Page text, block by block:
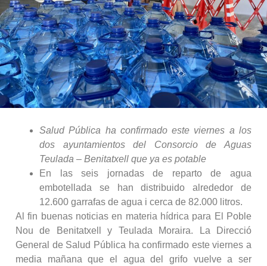
Salud Pública ha confirmado este viernes a los
dos ayuntamientos del Consorcio de Aguas
Teulada – Benitatxell que ya es potable
En las seis jornadas de reparto de agua
embotellada se han distribuido alrededor de
12.600 garrafas de agua i cerca de 82.000 litros.
Al fin buenas noticias en materia hídrica para El Poble
Nou de Benitatxell y Teulada Moraira. La Direcció
General de Salud Pública ha confirmado este viernes a
media mañana que el agua del grifo vuelve a ser